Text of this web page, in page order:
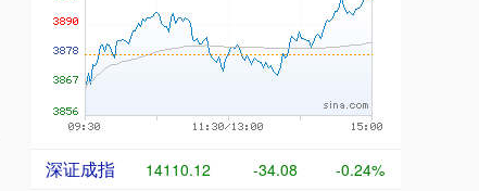
深证成指 14110.12 -34.08 -0.24%